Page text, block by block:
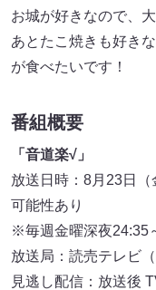
お城が好きなので、
あとたこ焼きも好き
が食べたいです！
番組概要
「音道楽√」
放送日時：8月23日
可能性あり
※毎週金曜深夜
放送局：読売テレビ（
見逃し配信：放送後